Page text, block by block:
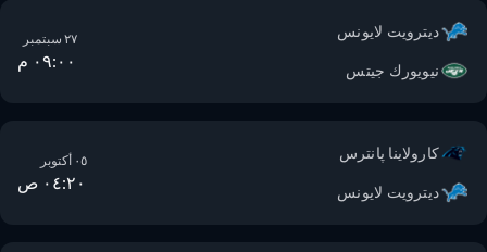
ديترويت لايونس
نيويورك جيتس ٠٩:٠٠ م
كارولاينا پانترس
ديترويت لايونس ٠٤:٢٠ ص